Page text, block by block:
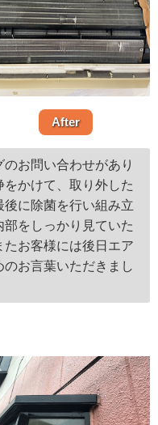
After
お問い合わせがあり
かけて、取り外した
に除菌を行い組み立
をしっかり見ていた
お客様には後日エア
お言葉いただきまし